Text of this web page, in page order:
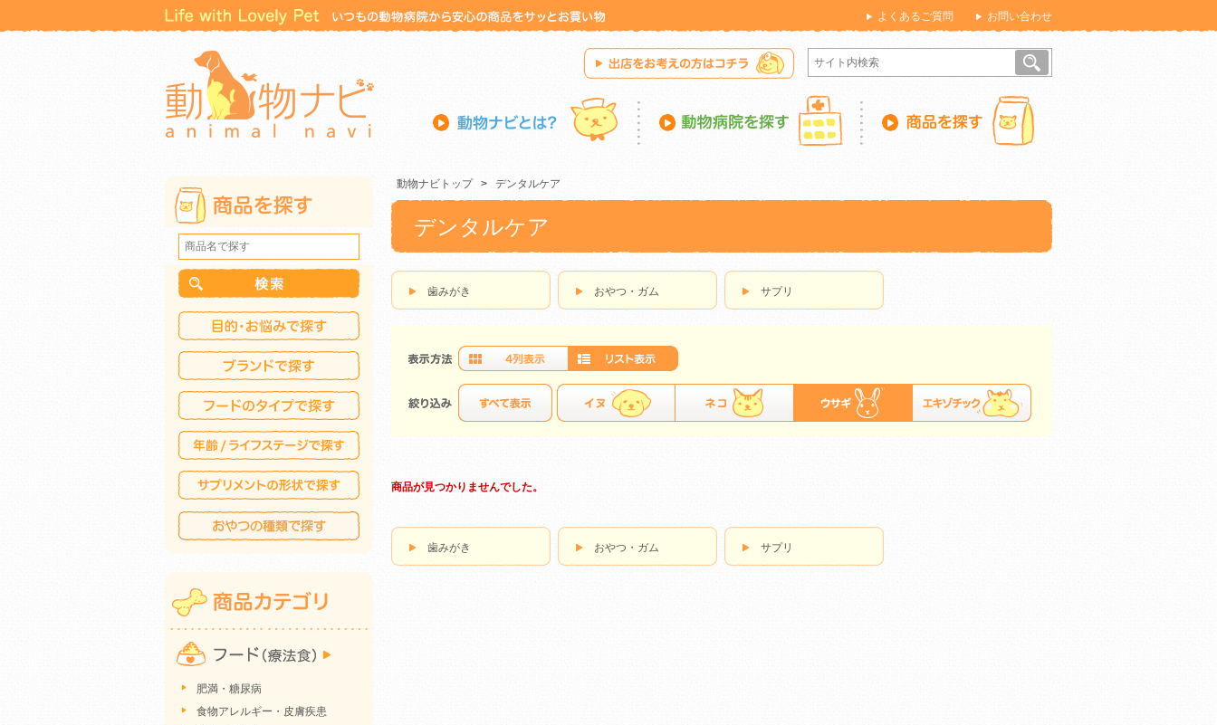
よくあるご質問 お問い合わせ
動物ナビトップ > デンタルケア
デンタルケア
歯みがき おやつ・ガム サプリ
商品が見つかりませんでした。
歯みがき おやつ・ガム サプリ
肥満・糖尿病
食物アレルギー・皮膚疾患